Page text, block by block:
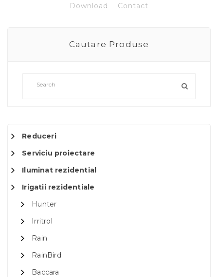
Download Contact
Cautare Produse
Reduceri
Serviciu proiectare
Iluminat rezidential
Irigatii rezidentiale
Hunter
Irritrol
Rain
RainBird
Baccara